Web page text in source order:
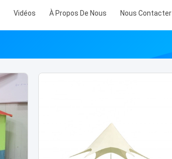
Vidéos À Propos De Nous Nous Contacter